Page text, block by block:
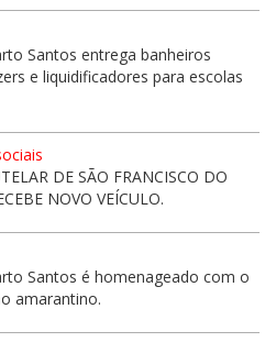
Santos entrega banheiros
e liquidificadores para escolas
DE SÃO FRANCISCO DO
NOVO VEÍCULO.
Santos é homenageado com o
amarantino.